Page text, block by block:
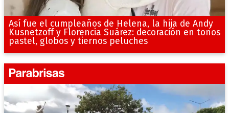
Así fue el cumpleaños de Helena, la hija de Andy
Kusnetzoff y Florencia Suárez: decoración en tonos
pastel, globos y tiernos peluches